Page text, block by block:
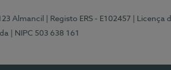
Almancil | Registo ERS - E102457 | Licença
| NIPC 503 638 161